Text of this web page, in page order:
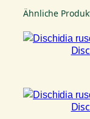
Ähnliche